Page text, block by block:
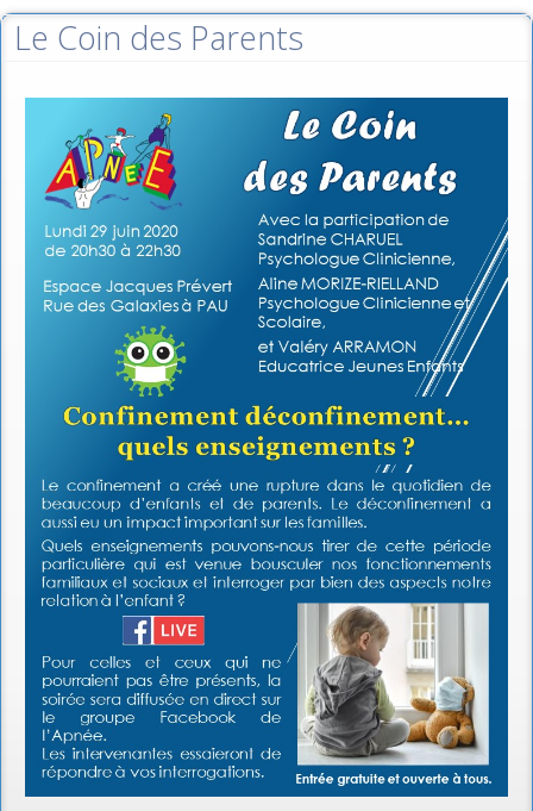
Le Coin des Parents